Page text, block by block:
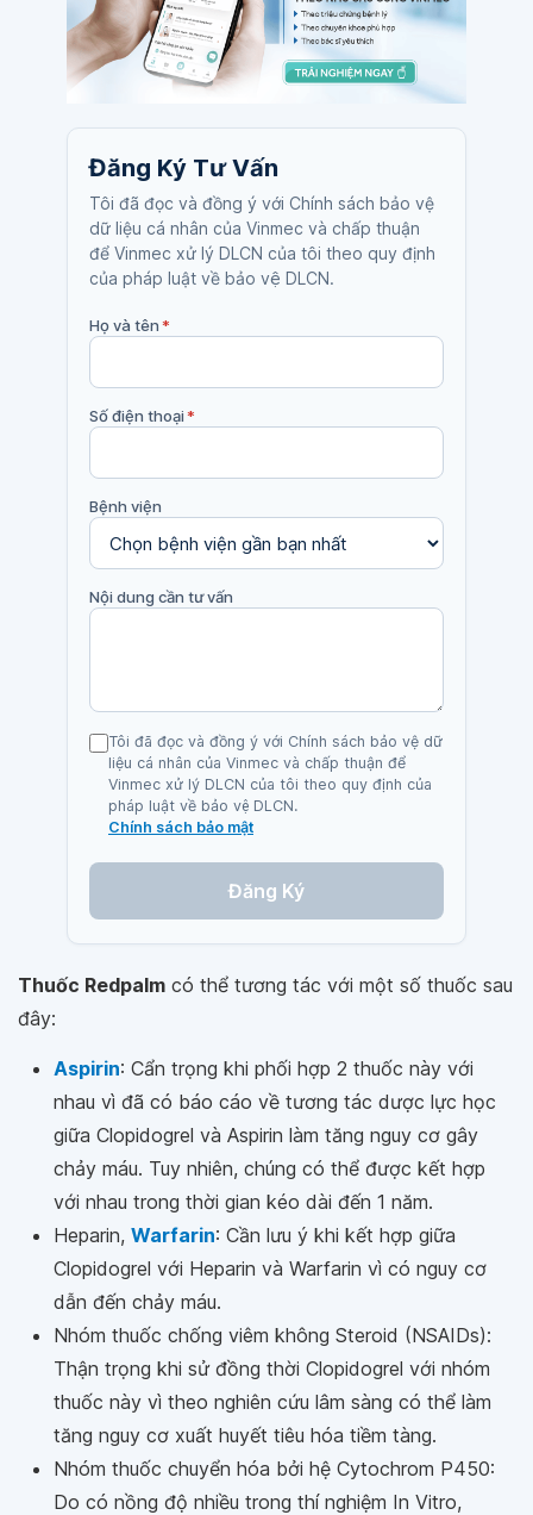
Đăng Ký Tư Vấn
Tôi đã đọc và đồng ý với Chính sách bảo vệ
dữ liệu cá nhân của Vinmec và chấp thuận
để Vinmec xử lý DLCN của tôi theo quy định
của pháp luật về bảo vệ DLCN.
Họ và tên*
Số điện thoại*
Bệnh viện
Nội dung cần tư vấn
Tôi đã đọc và đồng ý với Chính sách bảo vệ dữ
liệu cá nhân của Vinmec và chấp thuận để
Vinmec xử lý DLCN của tôi theo quy định của
pháp luật về bảo vệ DLCN.
Chính sách bảo mật
Đăng Ký
Thuốc Redpalm có thể tương tác với một số thuốc sau
đây:
Aspirin: Cẩn trọng khi phối hợp 2 thuốc này với
nhau vì đã có báo cáo về tương tác dược lực học
giữa Clopidogrel và Aspirin làm tăng nguy cơ gây
chảy máu. Tuy nhiên, chúng có thể được kết hợp
với nhau trong thời gian kéo dài đến 1 năm.
Heparin, Warfarin: Cần lưu ý khi kết hợp giữa
Clopidogrel với Heparin và Warfarin vì có nguy cơ
dẫn đến chảy máu.
Nhóm thuốc chống viêm không Steroid (NSAIDs):
Thận trọng khi sử đồng thời Clopidogrel với nhóm
thuốc này vì theo nghiên cứu lâm sàng có thể làm
tăng nguy cơ xuất huyết tiêu hóa tiềm tàng.
Nhóm thuốc chuyển hóa bởi hệ Cytochrom P450:
Do có nồng độ nhiều trong thí nghiệm In Vitro,